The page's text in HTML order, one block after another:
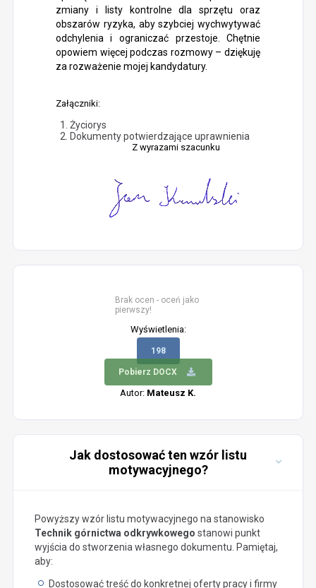
zmiany i listy kontrolne dla sprzętu oraz
obszarów ryzyka, aby szybciej wychwytywać
odchylenia i ograniczać przestoje. Chętnie
opowiem więcej podczas rozmowy – dziękuję
za rozważenie mojej kandydatury.
Załączniki:
Życiorys
Dokumenty potwierdzające uprawnienia
Z wyrazami szacunku
Brak ocen - oceń jako
pierwszy!
Wyświetlenia:
198
Pobierz DOCX
Autor: Mateusz K.
Jak dostosować ten wzór listu
motywacyjnego?
Powyższy wzór listu motywacyjnego na stanowisko
Technik górnictwa odkrywkowego stanowi punkt
wyjścia do stworzenia własnego dokumentu. Pamiętaj,
aby:
Dostosować treść do konkretnej oferty pracy i firmy